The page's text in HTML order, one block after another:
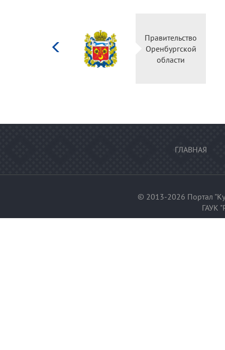
Министерство
культуры
Российской
федерации
ГЛАВНАЯ
© 2013-2026 Портал
ГАУК